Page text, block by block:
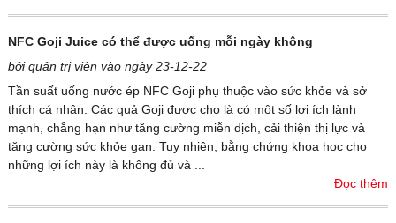
NFC Goji Juice có thể được uống mỗi ngày không
bởi quản trị viên vào ngày 23-12-22
Tần suất uống nước ép NFC Goji phụ thuộc vào sức khỏe và sở
thích cá nhân. Các quả Goji được cho là có một số lợi ích lành
mạnh, chẳng hạn như tăng cường miễn dịch, cải thiện thị lực và
tăng cường sức khỏe gan. Tuy nhiên, bằng chứng khoa học cho
những lợi ích này là không đủ và ...
Đọc thêm